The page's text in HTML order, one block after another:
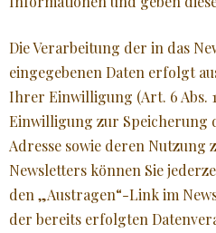
Die Verarbeitung der in das
eingegebenen Daten erfolgt
Ihrer Einwilligung (Art. 6 Abs.
Einwilligung zur Speicherung
Adresse sowie deren Nutzung
Newsletters können Sie
den „Austragen“-Link im
der bereits erfolgten